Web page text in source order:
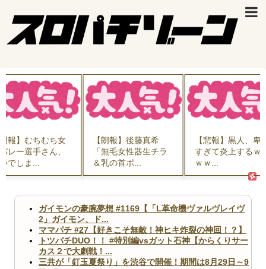
報】むちむち女
レー選手さん、
でしま...
【朗報】後藤真希
「無毛女性器生チラ
＆乳の首ポ...
【悲報】黒人、卑
すぎて炎上するｗ
ｗｗ...
ガイモンの豪腕夢想 #1169【「L革命機ヴァルヴレイヴ
2」ガイモン、ド...
ママパチ #27【好きこそ無敵！神ヒキ炸裂の神回！？】
トツパチDUO！！ #特別編vsガット石神【からくりサー
カス２で大劇戦！...
三共が「釘玉夏祭り」を渋谷で開催！期間は8月29日～9